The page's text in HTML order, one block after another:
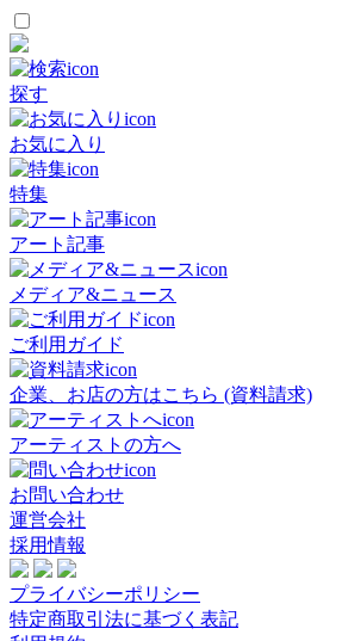
探す
お気に入り
特集
アート記事
メディア&ニュース
ご利用ガイド
企業、お店の方はこちら (資料請求)
アーティストの方へ
お問い合わせ
運営会社
採用情報
プライバシーポリシー
特定商取引法に基づく表記